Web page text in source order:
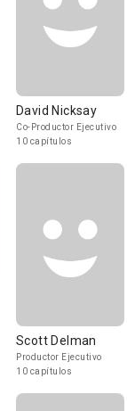
David Nicksay
Co-Productor Ejecutivo
10 capítulos
Scott Delman
Productor Ejecutivo
10 capítulos